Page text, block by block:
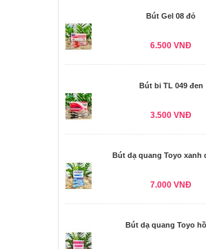
Bút Gel 08 đỏ
6.500 VNĐ
Bút bi TL 049 đen
3.500 VNĐ
Bút dạ quang Toyo xanh
7.000 VNĐ
Bút dạ quang Toyo